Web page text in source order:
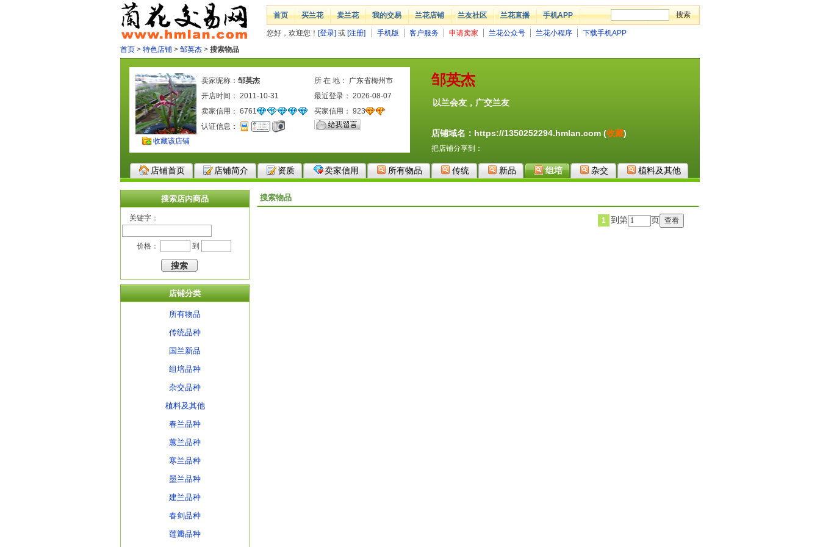
首页 买兰花 卖兰花 我的交易 兰花店铺 兰友社区 兰花直播 手机APP
您好，欢迎您！ [登录] 或 [注册] 手机版 客户服务 申请卖家 兰花公众号 兰花小程序
下载手机APP
首页 > 特色店铺 > 邹英杰 > 搜索物品
邹英杰
以兰会友，广交兰友
店铺域名：https://1350252294.hmlan.com (收藏)
把店铺分享到：
收藏该店铺
卖家昵称： 邹英杰
所 在 地： 广东省梅州市
开店时间： 2011-10-31
最近登录： 2026-08-07
卖家信用： 6761 买家信用： 923
认证信息：
店铺首页 店铺简介 资质 卖家信用 所有物品 传统 新品 组培 杂交 植料及其他
搜索店内商品
关键字：
价格： 到
店铺分类
所有物品
传统品种
国兰新品
组培品种
杂交品种
植料及其他
春兰品种
蕙兰品种
寒兰品种
墨兰品种
建兰品种
春剑品种
莲瓣品种
搜索物品
1 到第 页